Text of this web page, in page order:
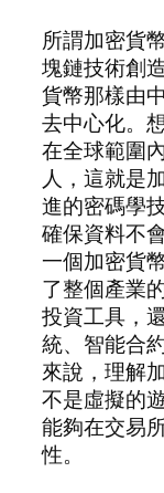
所謂加密貨
塊鏈技術創
貨幣那樣由
去中心化。
在全球範圍
人，這就是
進的密碼學
確保資料不
一個加密貨
了整個產業
投資工具，
統、智能合
來說，理解
不是虛擬的
能夠在交易
性。